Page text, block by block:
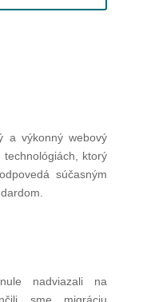
a výkonný webový
ktorý
súčasným
nadviazali na